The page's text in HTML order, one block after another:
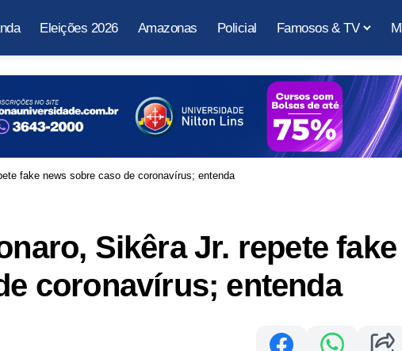
Eleições 2026 Amazonas Policial Famosos & TV
fake news sobre caso de coronavírus; entenda
Sikêra Jr. repete fake
coronavírus; entenda